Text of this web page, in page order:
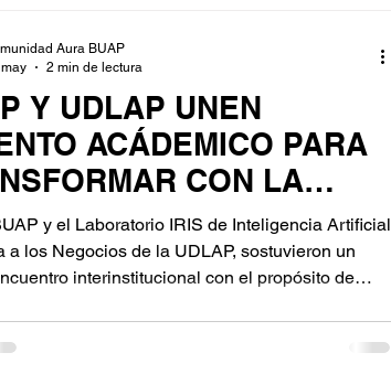
Y UDLAP UNEN
ACÁDEMICO PARA
CON LA
ARTIFICIAL
y el Laboratorio IRIS de Inteligencia Artificial
a los Negocios de la UDLAP, sostuvieron un
interinstitucional con el propósito de
en inteligencia artificial.
Aura BUAP
2 min de lectura